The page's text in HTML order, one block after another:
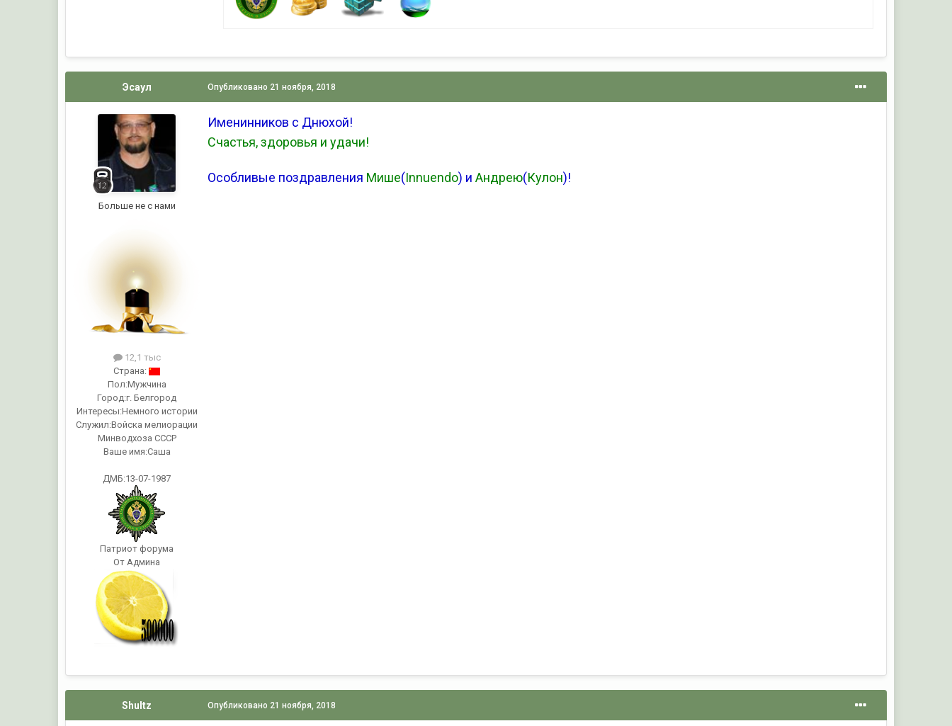
Эсаул
Больше не с нами
12,1 тыс
Страна:
Пол:Мужчина
Город:г. Белгород
Интересы:Немного истории
Служил:Войска мелиорации
Минводхоза СССР
Ваше имя:Саша
ДМБ:13-07-1987
Патриот форума
От Админа
Опубликовано 21 ноября, 2018
Именинников с Днюхой!
Счастья, здоровья и удачи!
Особливые поздравления Мише(Innuendo) и Андрею(Кулон)!
Shultz Опубликовано 21 ноября, 2018